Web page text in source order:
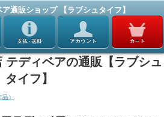
通販ショップ 【ラブシュタイフ】
）